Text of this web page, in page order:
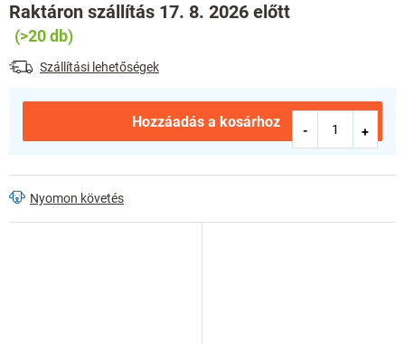
Raktáron szállítás 17. 8. 2026 előtt
(>20 db)
Szállítási lehetőségek
Hozzáadás a kosárhoz
Nyomon követés